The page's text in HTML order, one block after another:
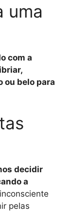
uma
com a
ou belo para
decidir
a
pelas